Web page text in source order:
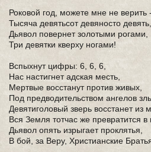
Роковой год, можете мне не верить -
Тысяча девятьсот девяносто девять,
Дьявол повернет золотыми рогами,
Три девятки кверху ногами!
Вспыхнут цифры: 6, 6, 6,
Нас настигнет адская месть,
Мертвые восстанут против живых,
Под предводительством ангелов
Девятиголовый зверь восстанет из
Вся Земля тотчас же превратится в
Дьявол опять изрыгает проклятья,
В бой, за Веру, Христианские